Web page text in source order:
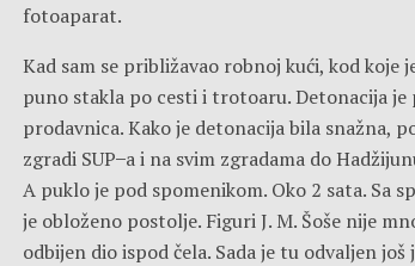
fotoaparat.
Kad sam se približavao robnoj kući, kod koje
puno stakla po cesti i trotoaru. Detonacija
prodavnica. Kako je detonacija bila snažna,
zgradi SUP ̶ a i na svim zgradama do
A puklo je pod spomenikom. Oko 2 sata. Sa
je obloženo postolje. Figuri J. M. Šoše nije
odbijen dio ispod čela. Sada je tu odvaljen